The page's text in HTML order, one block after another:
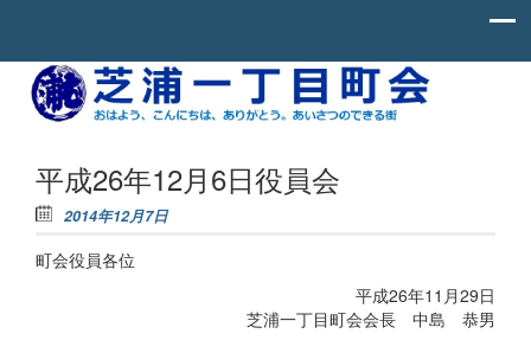
Skip to content
芝
一
丁
町
お
は
よ
こ
ん
に
ち
あ
平成26年12月6日役員会
2014年12月7日
町会役員各位
平成26年11月29日
芝浦一丁目町会会長 中島 恭男